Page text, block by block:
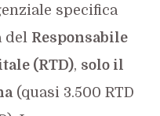
specifica
del Responsabile
(RTD), solo il
(quasi 3.500 RTD